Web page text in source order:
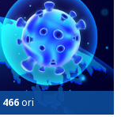
466ori